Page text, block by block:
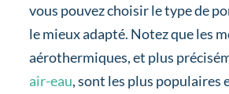
vous pouvez choisir le type de
le mieux adapté. Notez que les
aérothermiques, et plus
air-eau, sont les plus populaires